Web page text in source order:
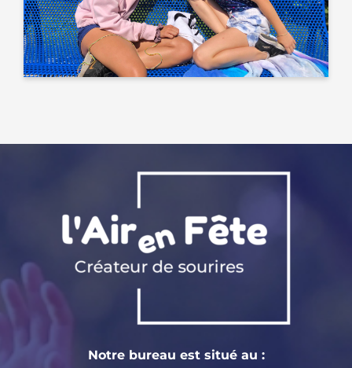
Notre bureau est situé au :